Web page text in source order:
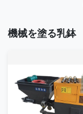
機械を塗る乳鉢